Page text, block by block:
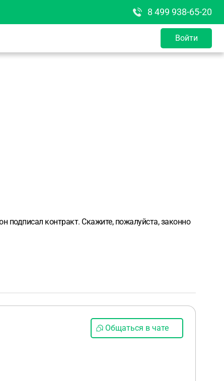
8 499 938-65-20
Войти
подписал контракт. Скажите, пожалуйста, законно
Общаться в чате